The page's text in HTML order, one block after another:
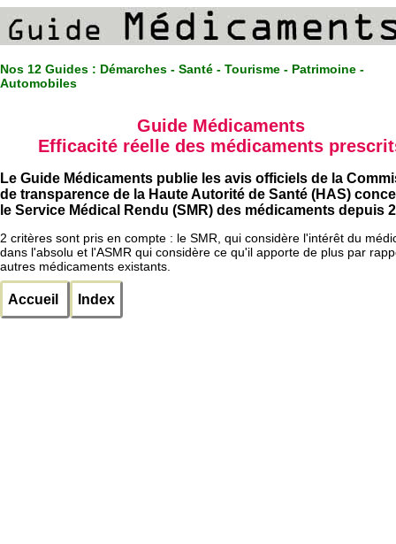
Nos 12 Guides : Démarches - Santé - Tourisme - Patrimoine -
Automobiles
Guide Médicaments
Efficacité réelle des médicaments
Le Guide Médicaments publie les avis officiels de la
de transparence de la Haute Autorité de Santé (HAS)
le Service Médical Rendu (SMR) des médicaments depuis
2 critères sont pris en compte : le SMR, qui considère l'intérêt du
dans l'absolu et l'ASMR qui considère ce qu'il apporte de plus par
autres médicaments existants.
Accueil Index